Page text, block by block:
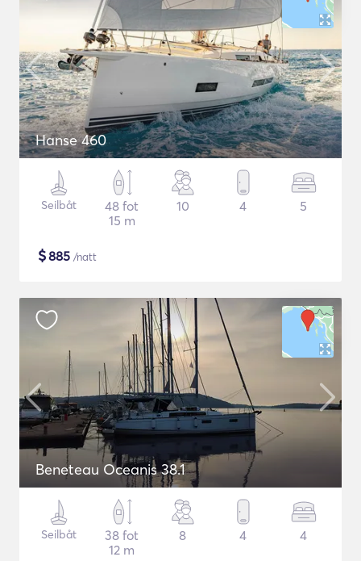
Hanse 460
Seilbåt
48 fot
15 m
10 4 5
$885 /natt
Beneteau Oceanis 38.1
Seilbåt
38 fot
12 m
8 4 4